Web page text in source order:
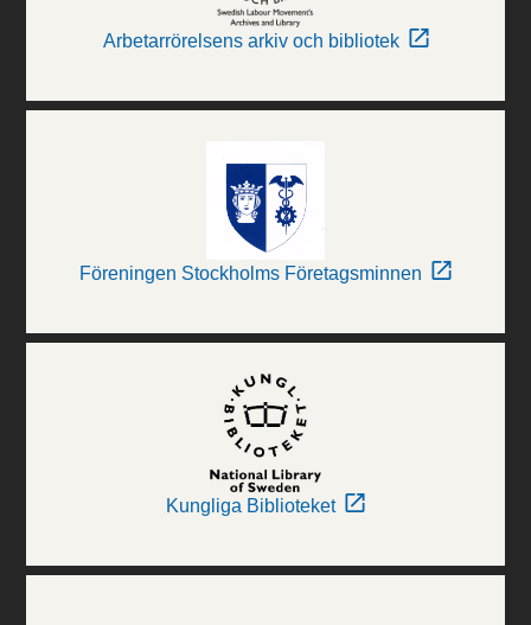
Arbetarrörelsens arkiv och bibliotek
Föreningen Stockholms Företagsminnen
Kungliga Biblioteket